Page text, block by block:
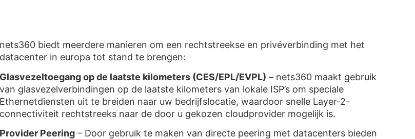
nets360 biedt meerdere manieren om een rechtstreekse en privéverbinding met het
datacenter in europa tot stand te brengen:
Glasvezeltoegang op de laatste kilometers (CES/EPL/EVPL) – nets360 maakt gebruik
van glasvezelverbindingen op de laatste kilometers van lokale ISP’s om speciale
Ethernetdiensten uit te breiden naar uw bedrijfslocatie, waardoor snelle Layer-2-
connectiviteit rechtstreeks naar de door u gekozen cloudprovider mogelijk is.
Provider Peering – Door gebruik te maken van directe peering met datacenters bieden